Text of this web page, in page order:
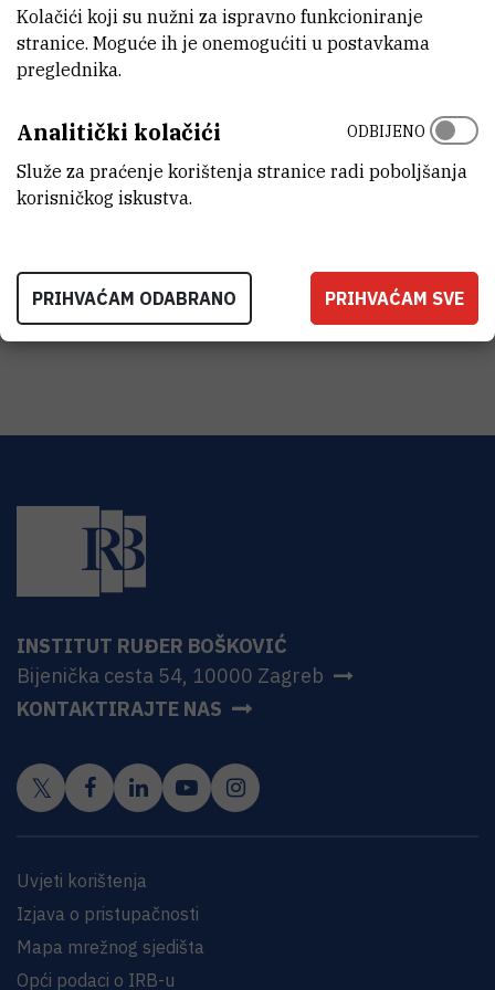
CroRIS stranica projekta
OpenAIRE (Open Access Infrastructure for Research in Europe) je
H2020 projekt Europske komisije (EC) koji promiče provedbu
otvorenog pristupa znanstvenim publikacijama i istraživačkim
rezultata istraživanja te na taj način unaprjeđuje vidljivost
rezultata istraživanja projekata Europske komisije.
INSTITUT RUĐER BOŠKOVIĆ
Bijenička cesta 54, 10000 Zagreb
KONTAKTIRAJTE NAS
Uvjeti korištenja
Izjava o pristupačnosti
Mapa mrežnog sjedišta
Opći podaci o IRB-u
Kolačići koji su nužni za ispravno funkcioniranje
stranice. Moguće ih je onemogućiti u postavkama
preglednika.
Analitički kolačići
Služe za praćenje korištenja stranice radi poboljšanja
korisničkog iskustva.
ODBIJENO
PRIHVAĆAM ODABRANO PRIHVAĆAM SVE